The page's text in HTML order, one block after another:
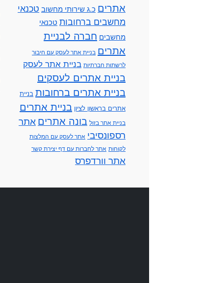
אתרים כ.ג שירותי מחשוב טכנאי
מחשבים ברחובות טכנאי
מחשבים חברה לבניית
אתרים בניית אתר לעסק עם חיבור
לרשתות חברתיות בניית אתר לעסק
בניית אתרים לעסקים
בניית אתרים ברחובות בניית
אתרים בראשון לציון בניית אתרים
בניית אתר בזול בונה אתרים אתר
רספונסיבי אתר לעסק עם המלצות
לקוחות אתר לחברות עם דף יצירת קשר
אתר וורדפרס